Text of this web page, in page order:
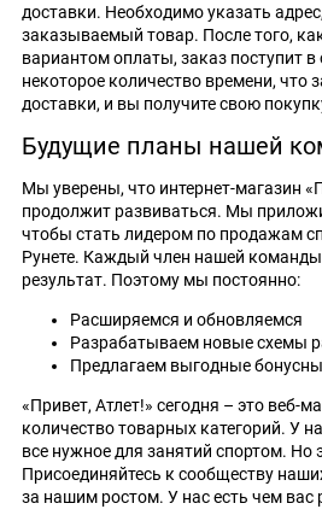
доставки. Необходимо указать
заказываемый товар. После того,
вариантом оплаты, заказ поступит
некоторое количество времени, что
доставки, и вы получите свою
Будущие планы нашей
Мы уверены, что интернет-магазин
продолжит развиваться. Мы
чтобы стать лидером по продажам
Рунете. Каждый член нашей
результат. Поэтому мы постоянно:
Расширяемся и обновляемся
Разрабатываем новые схемы
Предлагаем выгодные
«Привет, Атлет!» сегодня – это веб-
количество товарных категорий. У
все нужное для занятий спортом. Но
Присоединяйтесь к сообществу
за нашим ростом. У нас есть чем